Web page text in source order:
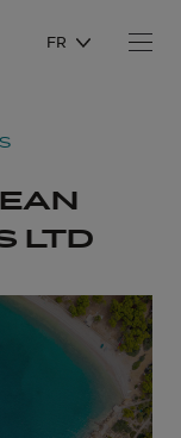
FR
LTD